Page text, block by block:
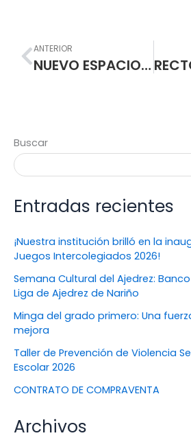
Prev
ANTERIOR
NUEVO ESPACIO DE DESCANSO Y RECREACION POSEEN LOS ESTUDIANTES DE LA ESCUELA NORMAL
Buscar
Entradas recientes
¡Nuestra institución brilló en la
Juegos Intercolegiados 2026!
Semana Cultural del Ajedrez:
Liga de Ajedrez de Nariño
Minga del grado primero: Una
mejora
Taller de Prevención de Violencia
Escolar 2026
CONTRATO DE COMPRAVENTA
Archivos